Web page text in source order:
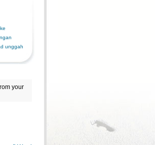
unggah
your